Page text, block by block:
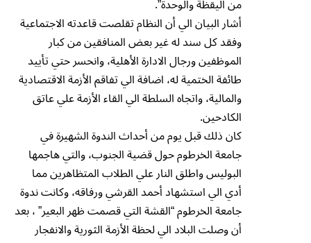
أشار البيان الي أن النظام تقلصت قاعدته الاجتماعية
وفقد كل سند له غير بعض المنافقين من كبار
الموظفين ورجال الادارة الأهلية، وانحسر حتي تأييد
طائفة الختمية له، اضافة الي تفاقم الأزمة الاقتصادية
والمالية، واتجاه السلطة الي القاء الأزمة علي عاتق
الكادحين.
كان ذلك قبل يوم من أحداث الندوة الشهيرة في
جامعة الخرطوم حول قضية الجنوب، والتي هاجمها
البوليس واطلق النار علي الطلاب المتظاهرين مما
أدي الي استشهاد أحمد القرشي ورفاقه، وكانت ندوة
جامعة الخرطوم “القشة التي قصمت ظهر البعير” ، بعد
أن وصلت البلاد الي لحظة الأزمة الثورية والانفجار